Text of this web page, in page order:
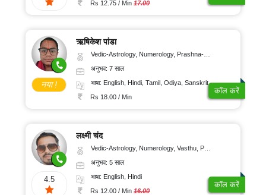
Rs 12.75 / Min17.00
नया !
ऋषिकेश पांडा
Vedic-Astrology, Numerology, Prashna-Kundali
अनुभव: 7 साल
भाषा: English, Hindi, Tamil, Odiya, Sanskrit
Rs 18.00 / Min
कॉल करें
4.5
लक्ष्मी चंद
Vedic-Astrology, Numerology, Vasthu, Psychology
अनुभव: 5 साल
भाषा: English, Hindi
Rs 12.00 / Min16.00
कॉल करें